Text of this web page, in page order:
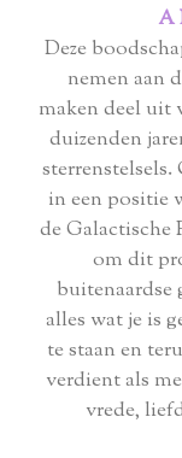
A
Deze
nemen aan
maken deel uit
duizenden
in een positie
de Galactische
om dit
buitenaardse
alles wat je is
te staan ​​en
verdient als
vrede,